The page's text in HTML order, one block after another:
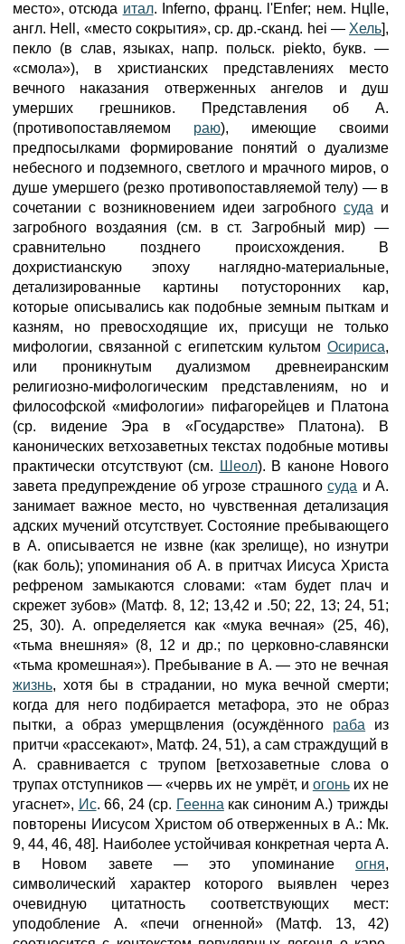
место», отсюда итал. Inferno, франц. l'Enfer; нем. Hцlle,
англ. Hell, «место сокрытия», ср. др.-сканд. hei — Хель],
пекло (в слав, языках, напр. польск. piekto, букв. —
«смола»), в христианских представлениях место
вечного наказания отверженных ангелов и душ
умерших грешников. Представления об А.
(противопоставляемом раю), имеющие своими
предпосылками формирование понятий о дуализме
небесного и подземного, светлого и мрачного миров, о
душе умершего (резко противопоставляемой телу) — в
сочетании с возникновением идеи загробного суда и
загробного воздаяния (см. в ст. Загробный мир) —
сравнительно позднего происхождения. В
дохристианскую эпоху наглядно-материальные,
детализированные картины потусторонних кар,
которые описывались как подобные земным пыткам и
казням, но превосходящие их, присущи не только
мифологии, связанной с египетским культом Осириса,
или проникнутым дуализмом древнеиранским
религиозно-мифологическим представлениям, но и
философской «мифологии» пифагорейцев и Платона
(ср. видение Эра в «Государстве» Платона). В
канонических ветхозаветных текстах подобные мотивы
практически отсутствуют (см.
Шеол). В каноне Нового
завета предупреждение об угрозе страшногосуда и А.
занимает важное место, но чувственная детализация
адских мучений отсутствует. Состояние пребывающего
в А. описывается не извне (как зрелище), но изнутри
(как боль); упоминания об А. в притчах Иисуса Христа
рефреном замыкаются словами: «там будет плач и
скрежет зубов» (Матф. 8, 12; 13,42 и .50; 22, 13; 24, 51;
25, 30). А. определяется как «мука вечная» (25, 46),
«тьма внешняя» (8, 12 и др.; по церковно-славянски
«тьма кромешная»). Пребывание в А. — это не вечная
жизнь, хотя бы в страдании, но мука вечной смерти;
когда для него подбирается метафора, это не образ
пытки, а образ умерщвления (осуждённого раба из
притчи «рассекают», Матф. 24, 51), а сам страждущий в
А. сравнивается с трупом [ветхозаветные слова о
трупах отступников — «червь их не умрёт, и огоньих не
угаснет», Ис. 66, 24 (ср. Геенна как синоним А.) трижды
повторены Иисусом Христом об отверженных в А.: Мк.
9, 44, 46, 48]. Наиболее устойчивая конкретная черта А.
в Новом завете — это упоминание огня,
символический характер которого выявлен через
очевидную цитатность соответствующих мест:
уподобление А. «печи огненной» (Матф. 13, 42)